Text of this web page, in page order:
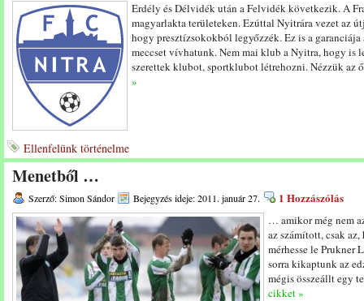
Erdély és Délvidék után a Felvidék következik. A
magyarlakta területeken. Ezúttal Nyitrára vezet az
hogy presztízsokokból legyőzzék. Ez is a
meccset vívhatunk. Nem mai klub a Nyitra, hogy is
szerettek klubot, sportklubot létrehozni. Nézzük az
»
Ellenfelünk történelme
Menetből …
Szerző: Simon Sándor Bejegyzés ideje: 2011. január 27. 1 Hozzászólás
… amikor még nem
az számított, csak
mérhesse le Prukner
sorra kikaptunk az
mégis összeállt egy
cikket »